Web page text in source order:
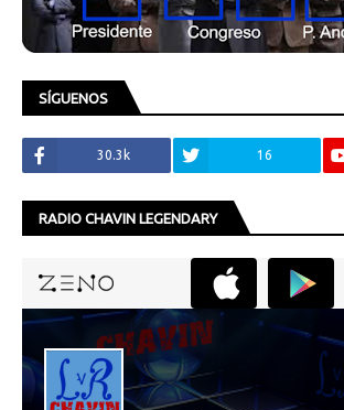
SÍGUENOS
30.3k 16
RADIO CHAVIN LEGENDARY